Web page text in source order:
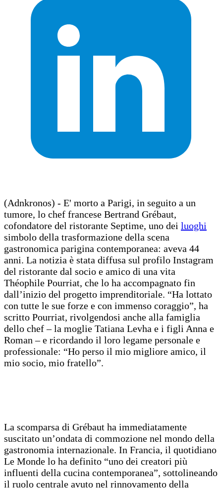
(Adnkronos) - E' morto a Parigi, in seguito a un
tumore, lo chef francese Bertrand Grébaut,
cofondatore del ristorante Septime, uno dei luoghi
simbolo della trasformazione della scena
gastronomica parigina contemporanea: aveva 44
anni. La notizia è stata diffusa sul profilo Instagram
del ristorante dal socio e amico di una vita
Théophile Pourriat, che lo ha accompagnato fin
dall’inizio del progetto imprenditoriale. “Ha lottato
con tutte le sue forze e con immenso coraggio”, ha
scritto Pourriat, rivolgendosi anche alla famiglia
dello chef – la moglie Tatiana Levha e i figli Anna e
Roman – e ricordando il loro legame personale e
professionale: “Ho perso il mio migliore amico, il
mio socio, mio fratello”.
La scomparsa di Grébaut ha immediatamente
suscitato un’ondata di commozione nel mondo della
gastronomia internazionale. In Francia, il quotidiano
Le Monde lo ha definito “uno dei creatori più
influenti della cucina contemporanea”, sottolineando
il ruolo centrale avuto nel rinnovamento della